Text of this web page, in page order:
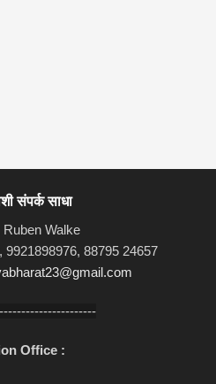
संपर्क साधा
Ruben Walke
9921898976, 88795 24657
Office :